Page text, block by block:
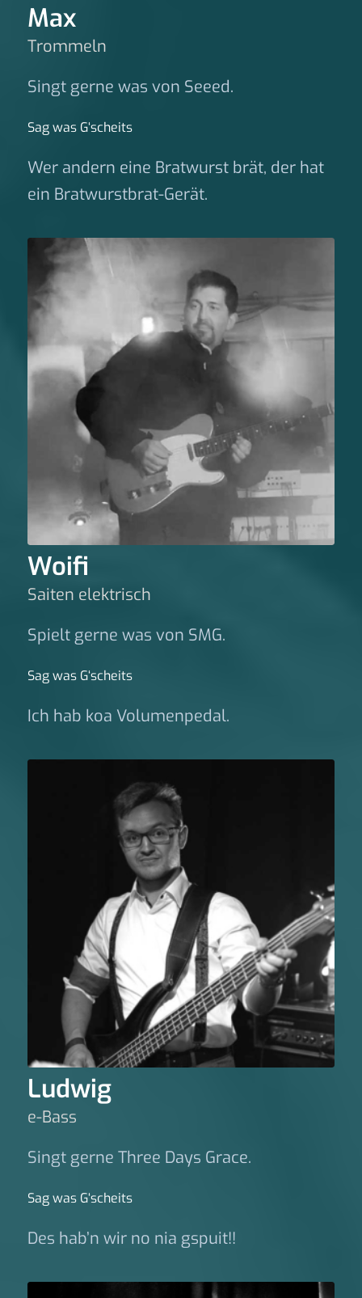
Max
Trommeln
Singt gerne was von Seeed.
Sag was G‘scheits
Wer andern eine Bratwurst brät, der hat
ein Bratwurstbrat-Gerät.
Woifi
Saiten elektrisch
Spielt gerne was von SMG.
Sag was G‘scheits
Ich hab koa Volumenpedal.
Ludwig
e-Bass
Singt gerne Three Days Grace.
Sag was G‘scheits
Des hab’n wir no nia gspuit!!